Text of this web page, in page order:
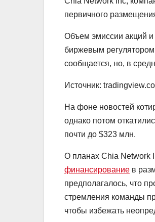
первичного
Объем эмиссии акций и
биржевым
сообщается, но, в
Источник:
На фоне новостей
однако потом
почти до $323 млн.
О планах Chia Network
финансирование в
предполагалось, что
стремления команды
чтобы избежать